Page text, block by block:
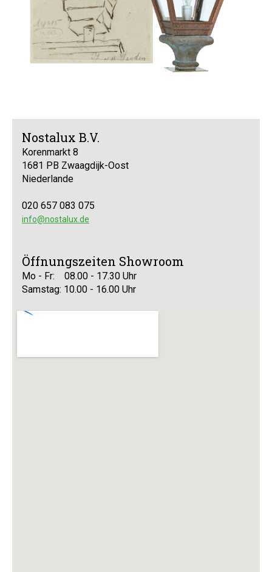
Nostalux B.V.
Korenmarkt 8
1681 PB Zwaagdijk-Oost
Niederlande
020 657 083 075
info@nostalux.de
Öffnungszeiten Showroom
Mo - Fr: 08.00 - 17.30 Uhr
Samstag: 10.00 - 16.00 Uhr